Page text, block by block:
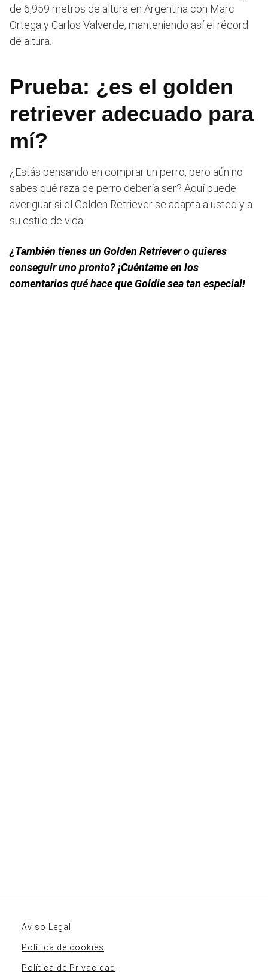
de 6,959 metros de altura en Argentina con Marc
Ortega y Carlos Valverde, manteniendo así el récord
de altura.
Prueba: ¿es el golden
retriever adecuado para
mí?
¿Estás pensando en comprar un perro, pero aún no
sabes qué raza de perro debería ser? Aquí puede
averiguar si el Golden Retriever se adapta a usted y a
su estilo de vida.
¿También tienes un Golden Retriever o quieres
conseguir uno pronto? ¡Cuéntame en los
comentarios qué hace que Goldie sea tan especial!
Aviso Legal
Política de cookies
Política de Privacidad